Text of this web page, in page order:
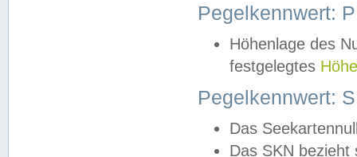
Pegelkennwert:
Höhenlage des
festgelegtes
Pegelkennwert:
Das
Das SKN